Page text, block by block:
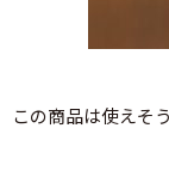
この商品は使えそ